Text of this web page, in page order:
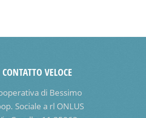
CONTATTO VELOCE
di Bessimo
Sociale a rl ONLUS